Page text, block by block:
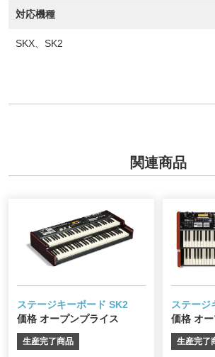
対応機種
SKX、SK2
関連商品
ステージキーボード SK2
価格 オープンプライス
生産完了商品
ステージ
価格 オ
生産完了